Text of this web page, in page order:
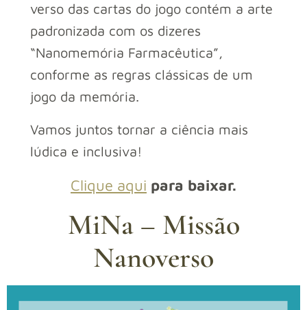
verso das cartas do jogo contém a arte
padronizada com os dizeres
“Nanomemória Farmacêutica”,
conforme as regras clássicas de um
jogo da memória.
Vamos juntos tornar a ciência mais
lúdica e inclusiva!
Clique aqui para baixar.
MiNa – Missão
Nanoverso